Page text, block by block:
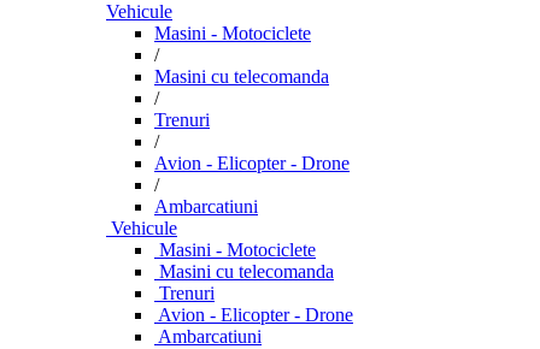
Vehicule
Masini - Motociclete
/
Masini cu telecomanda
/
Trenuri
/
Avion - Elicopter - Drone
/
Ambarcatiuni
Vehicule
Masini - Motociclete
Masini cu telecomanda
Trenuri
Avion - Elicopter - Drone
Ambarcatiuni